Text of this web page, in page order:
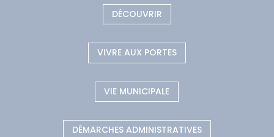
DÉCOUVRIR
VIVRE AUX PORTES
VIE MUNICIPALE
DÉMARCHES ADMINISTRATIVES